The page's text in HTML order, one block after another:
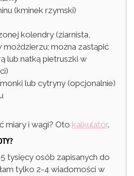
(kminek rzymski)
kolendry (ziarnista,
moździerzu; można zastąpić
lub natką pietruszki w
lub cytryny (opcjonalnie)
miary i wagi? Oto kalkulator.
tylko 2-4 wiadomości w